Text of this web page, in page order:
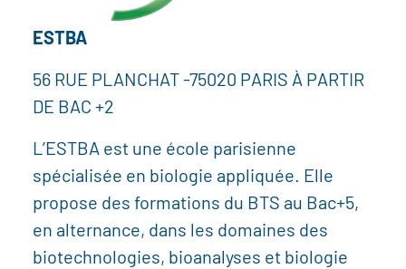
ESTBA
56 RUE PLANCHAT -75020 PARIS À PARTIR
DE BAC +2
L’ESTBA est une école parisienne
spécialisée en biologie appliquée. Elle
propose des formations du BTS au Bac+5,
en alternance, dans les domaines des
biotechnologies, bioanalyses et biologie